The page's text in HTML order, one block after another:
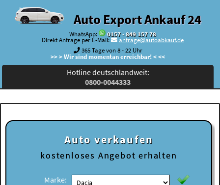
Auto Export Ankauf 24
WhatsApp:
0157 - 849 157 78
Direkt Anfrage per E-Mail:
anfrage@autoabkauf.de
365 Tage von 8 - 22 Uhr
>> > Wir sind momentan erreichbar! < <<
Hotline deutschlandweit:
0800-0044333
Auto verkaufen
kostenloses Angebot erhalten
Marke: